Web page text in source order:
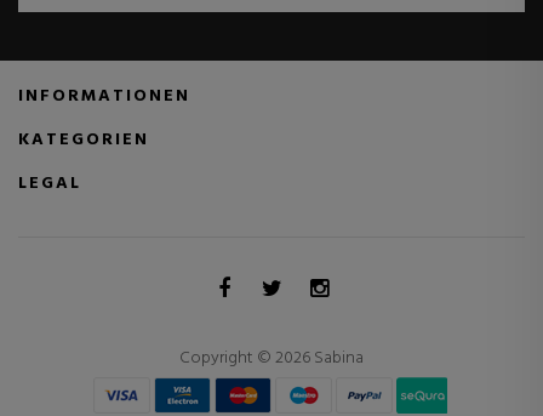
INFORMATIONEN
KATEGORIEN
LEGAL
Copyright © 2026 Sabina